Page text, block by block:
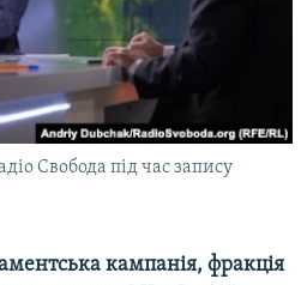
Свобода під час запису
кампанія, фракція